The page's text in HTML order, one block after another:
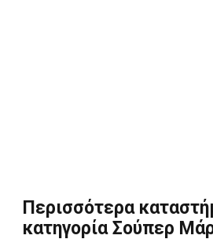
Περισσότερα
κατηγορία Σούπερ